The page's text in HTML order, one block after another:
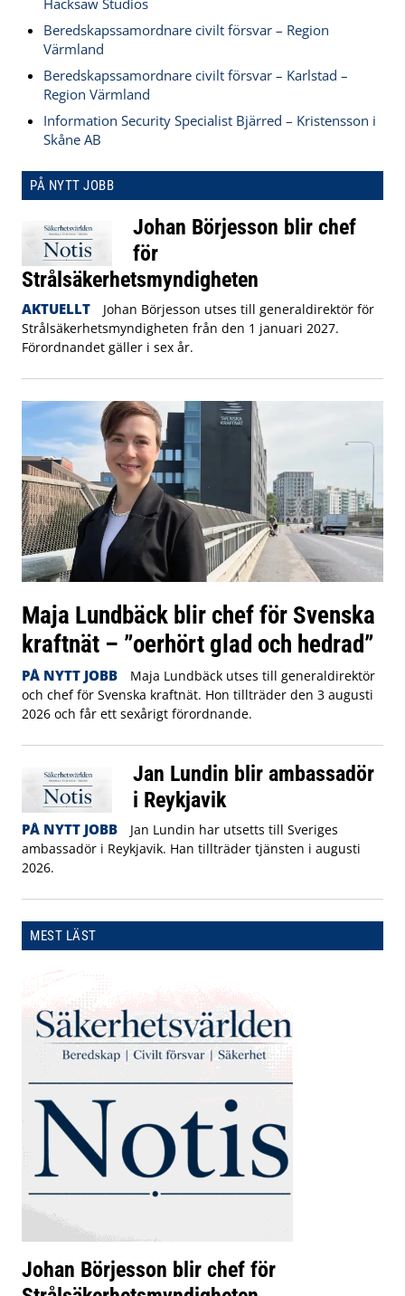
Beredskapssamordnare civilt försvar – Region
Värmland
Beredskapssamordnare civilt försvar – Karlstad –
Region Värmland
Information Security Specialist Bjärred – Kristensson i
Skåne AB
PÅ NYTT JOBB
Johan Börjesson blir chef
för
Strålsäkerhetsmyndigheten
AKTUELLT
Johan Börjesson utses till generaldirektör för
Strålsäkerhetsmyndigheten från den 1 januari 2027.
Förordnandet gäller i sex år.
Maja Lundbäck blir chef för Svenska
kraftnät – ”oerhört glad och hedrad”
PÅ NYTT JOBB
Maja Lundbäck utses till generaldirektör
och chef för Svenska kraftnät. Hon tillträder den 3 augusti
2026 och får ett sexårigt förordnande.
Jan Lundin blir ambassadör
i Reykjavik
PÅ NYTT JOBB
Jan Lundin har utsetts till Sveriges
ambassadör i Reykjavik. Han tillträder tjänsten i augusti
2026.
MEST LÄST
Johan Börjesson blir chef för